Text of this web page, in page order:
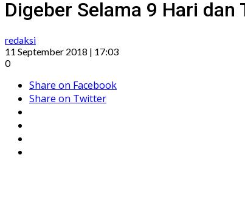
Digeber Selama 9 Hari dan
redaksi
11 September 2018 | 17:03
0
Share on Facebook
Share on Twitter